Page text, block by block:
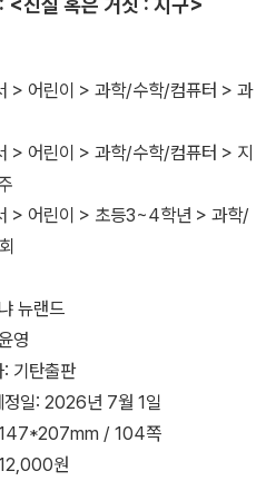
<진실 혹은 거짓 : 지구>
> 어린이 > 과학/수학/컴퓨터 > 과
> 어린이 > 과학/수학/컴퓨터 > 지
> 어린이 > 초등3~4학년 > 과학/
뉴랜드
영
기탄출판
정일: 2026년 7월 1일
/ 104쪽
원